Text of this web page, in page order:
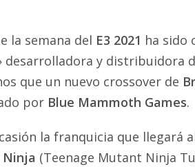
la semana del E3 2021 ha sido
desarrolladora y distribuidora
que un nuevo crossover de
por Blue Mammoth Games.
la franquicia que llegará
(Teenage Mutant Ninja